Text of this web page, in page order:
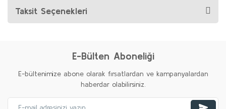
Taksit Seçenekleri
E-Bülten Aboneliği
E-bültenimize abone olarak fırsatlardan ve kampanyalardan
haberdar olabilirsiniz.